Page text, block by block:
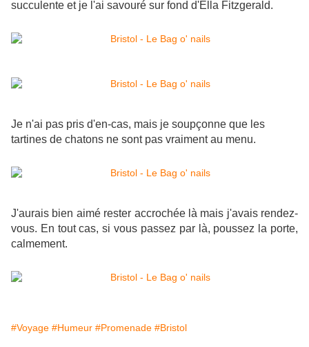
succulente et je l'ai savouré sur fond d'Ella Fitzgerald.
Je n'ai pas pris d'en-cas, mais je soupçonne que les
tartines de chatons ne sont pas vraiment au menu.
J'aurais bien aimé rester accrochée là mais j'avais rendez-
vous. En tout cas, si vous passez par là, poussez la porte,
calmement.
#Voyage #Humeur #Promenade #Bristol